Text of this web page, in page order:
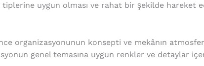
uygun olması ve rahat bir şekilde hareket
organizasyonunun konsepti ve mekânın
genel temasına uygun renkler ve detaylar